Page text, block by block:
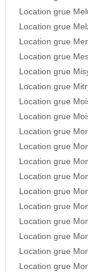
Location grue
Location grue
Location grue
Location grue
Location grue
Location grue
Location grue
Location grue
Location grue
Location grue
Location grue
Location grue
Location grue
Location grue
Location grue
Location grue
Location grue
Location grue